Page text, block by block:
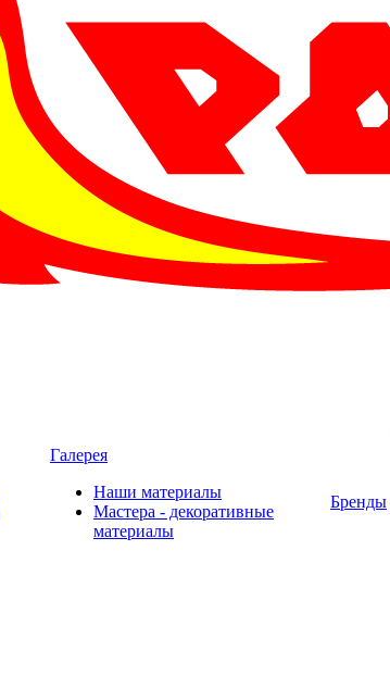
Галерея
Наши материалы
Мастера - декоративные
материалы
Бренды